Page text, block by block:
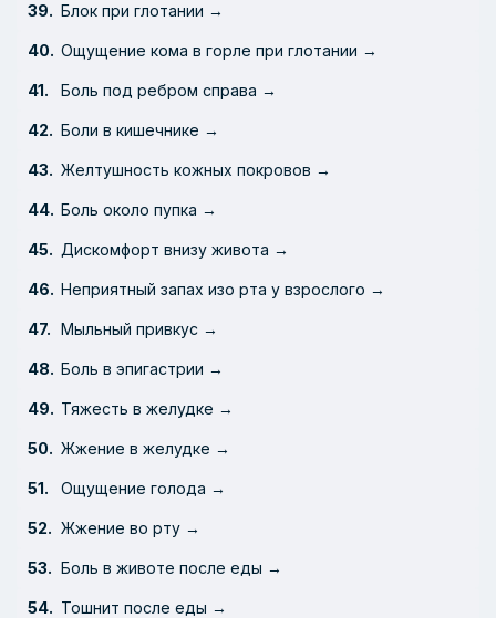
Блок при глотании →
Ощущение кома в горле при глотании →
Боль под ребром справа →
Боли в кишечнике →
Желтушность кожных покровов →
Боль около пупка →
Дискомфорт внизу живота →
Неприятный запах изо рта у взрослого →
Мыльный привкус →
Боль в эпигастрии →
Тяжесть в желудке →
Жжение в желудке →
Ощущение голода →
Жжение во рту →
Боль в животе после еды →
Тошнит после еды →